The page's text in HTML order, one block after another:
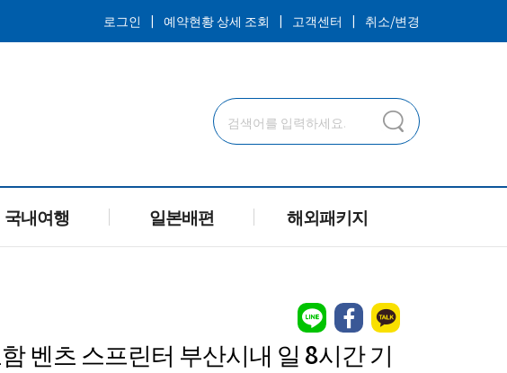
로그인 ㅣ 예약현황 상세 조회 ㅣ 고객센터 ㅣ 취소/변경
국내여행 일본배편 해외패키지
벤츠 스프린터 부산시내 일 8시간 기